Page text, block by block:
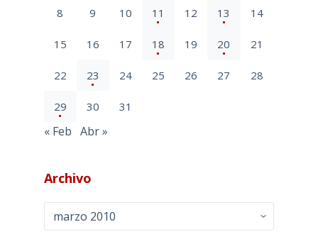
8 9 10 11 12 13 14
15 16 17 18 19 20 21
22 23 24 25 26 27 28
29 30 31
« Feb Abr »
Archivo